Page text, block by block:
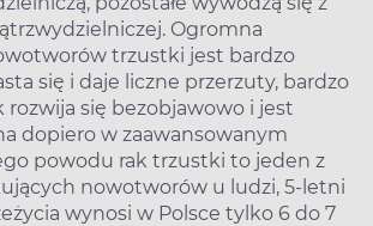
Ogromna
trzustki jest bardzo
się i daje liczne przerzuty, bardzo
rozwija się bezobjawowo i jest
dopiero w zaawansowanym
powodu rak trzustki to jeden z
nowotworów u ludzi, 5-letni
wynosi w Polsce tylko 6 do 7